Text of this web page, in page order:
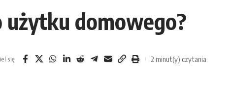
domowego?
się 2 minut(y) czytania